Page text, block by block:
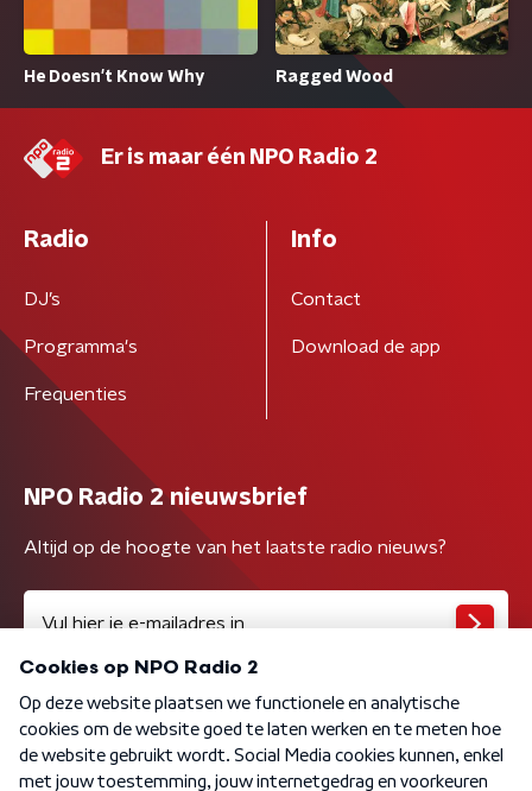
He Doesn't Know Why Ragged Wood
Er is maar één NPO Radio 2
Radio
DJ’s
Programma's
Frequenties
Info
Contact
Download de app
NPO Radio 2 nieuwsbrief
Altijd op de hoogte van het laatste radio nieuws?
Algemene voorwaarden